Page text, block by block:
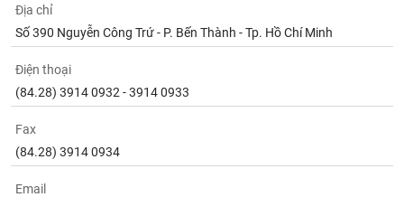
Địa chỉ
Số 390 Nguyễn Công Trứ - P. Bến Thành - Tp. Hồ Chí Minh
Điện thoại
(84.28) 3914 0932 - 3914 0933
Fax
(84.28) 3914 0934
Email